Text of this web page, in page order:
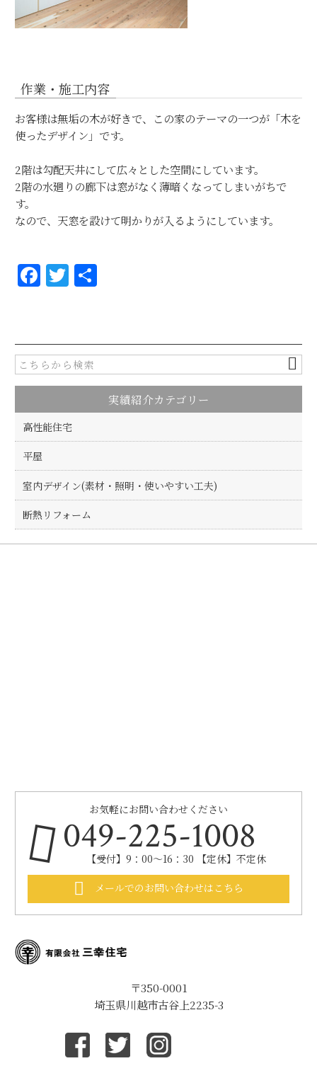
作業・施工内容
お客様は無垢の木が好きで、この家のテーマの一つが「木を
使ったデザイン」です。
2階は勾配天井にして広々とした空間にしています。
2階の水廻りの廊下は窓がなく薄暗くなってしまいがちで
す。
なので、天窓を設けて明かりが入るようにしています。
F
a
e
b
o
o
k
T
w
te
r
実績紹介カテゴリー
高性能住宅
平屋
室内デザイン(素材・照明・使いやすい工夫)
断熱リフォーム
お気軽にお問い合わせください
049-225-1008
【受付】9：00～16：30 【定休】不定休
メールでのお問い合わせはこちら
〒350-0001
埼玉県川越市古谷上2235-3